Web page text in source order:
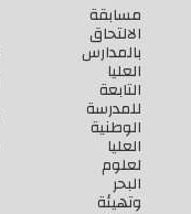
مسابقة
الالتحاق
بالمدارس
العليا
التابعة
للمدرسة
الوطنية
العليا
لعلوم
البحر
وتهيئة